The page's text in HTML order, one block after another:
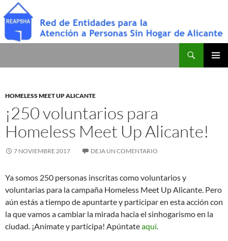
Saltar
al
contenido
HOMELESS MEET UP ALICANTE
¡250 voluntarios para
Homeless Meet Up Alicante!
7 NOVIEMBRE 2017 DEJA UN COMENTARIO
Ya somos 250 personas inscritas como voluntarios y
voluntarias para la campaña Homeless Meet Up Alicante. Pero
aún estás a tiempo de apuntarte y participar en esta acción con
la que vamos a cambiar la mirada hacia el sinhogarismo en la
ciudad. ¡Anímate y participa! Apúntateaquí.